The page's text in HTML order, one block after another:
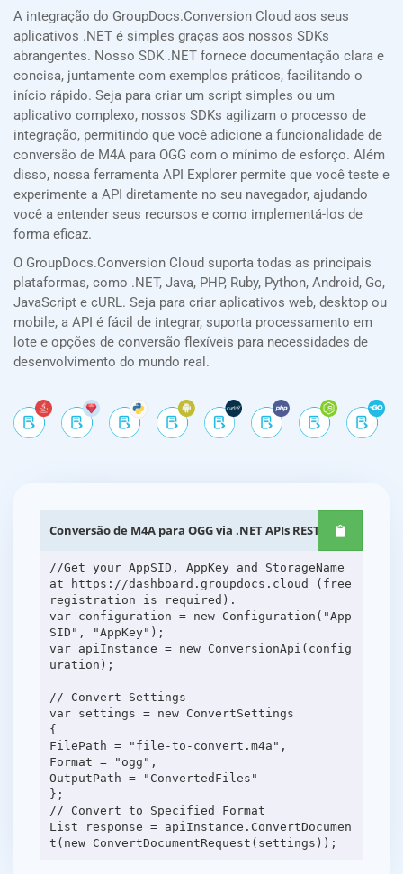
A integração do GroupDocs.Conversion Cloud aos seus
aplicativos .NET é simples graças aos nossos SDKs
abrangentes. Nosso SDK .NET fornece documentação clara e
concisa, juntamente com exemplos práticos, facilitando o
início rápido. Seja para criar um script simples ou um
aplicativo complexo, nossos SDKs agilizam o processo de
integração, permitindo que você adicione a funcionalidade de
conversão de M4A para OGG com o mínimo de esforço. Além
disso, nossa ferramenta API Explorer permite que você teste e
experimente a API diretamente no seu navegador, ajudando
você a entender seus recursos e como implementá-los de
forma eficaz.
O GroupDocs.Conversion Cloud suporta todas as principais
plataformas, como .NET, Java, PHP, Ruby, Python, Android, Go,
JavaScript e cURL. Seja para criar aplicativos web, desktop ou
mobile, a API é fácil de integrar, suporta processamento em
lote e opções de conversão flexíveis para necessidades de
desenvolvimento do mundo real.
Conversão de M4A para OGG via .NET APIs REST
//Get your AppSID, AppKey and StorageName
at https://dashboard.groupdocs.cloud (free
registration is required).
var configuration = new Configuration("App
SID", "AppKey");
var apiInstance = new ConversionApi(config
uration);
// Convert Settings
var settings = new ConvertSettings
{
FilePath = "file-to-convert.m4a",
Format = "ogg",
OutputPath = "ConvertedFiles"
};
// Convert to Specified Format
List response = apiInstance.ConvertDocumen